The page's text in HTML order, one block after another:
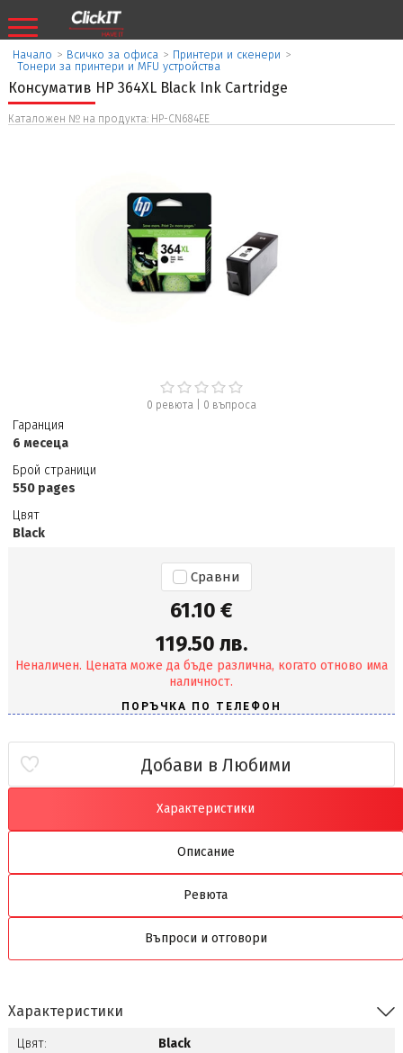
Начало > Всичко за офиса > Принтери и скенери >
Тонери за принтери и MFU устройства
Консуматив HP 364XL Black Ink Cartridge
Каталожен № на продукта: HP-CN684EE
0 ревюта| 0 въпроса
Гаранция
6 месеца
Брой страници
550 pages
Цвят
Black
Сравни
61.10 €
119.50 лв.
Неналичен. Цената може да бъде различна, когато отново има
наличност.
Добави в Любими
Характеристики
Описание
Ревюта
Въпроси и отговори
Характеристики
Цвят: Black